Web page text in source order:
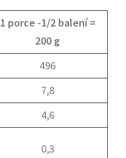
1 porce -1/2 balení =
200 g
496
7,8
4,6
0,3